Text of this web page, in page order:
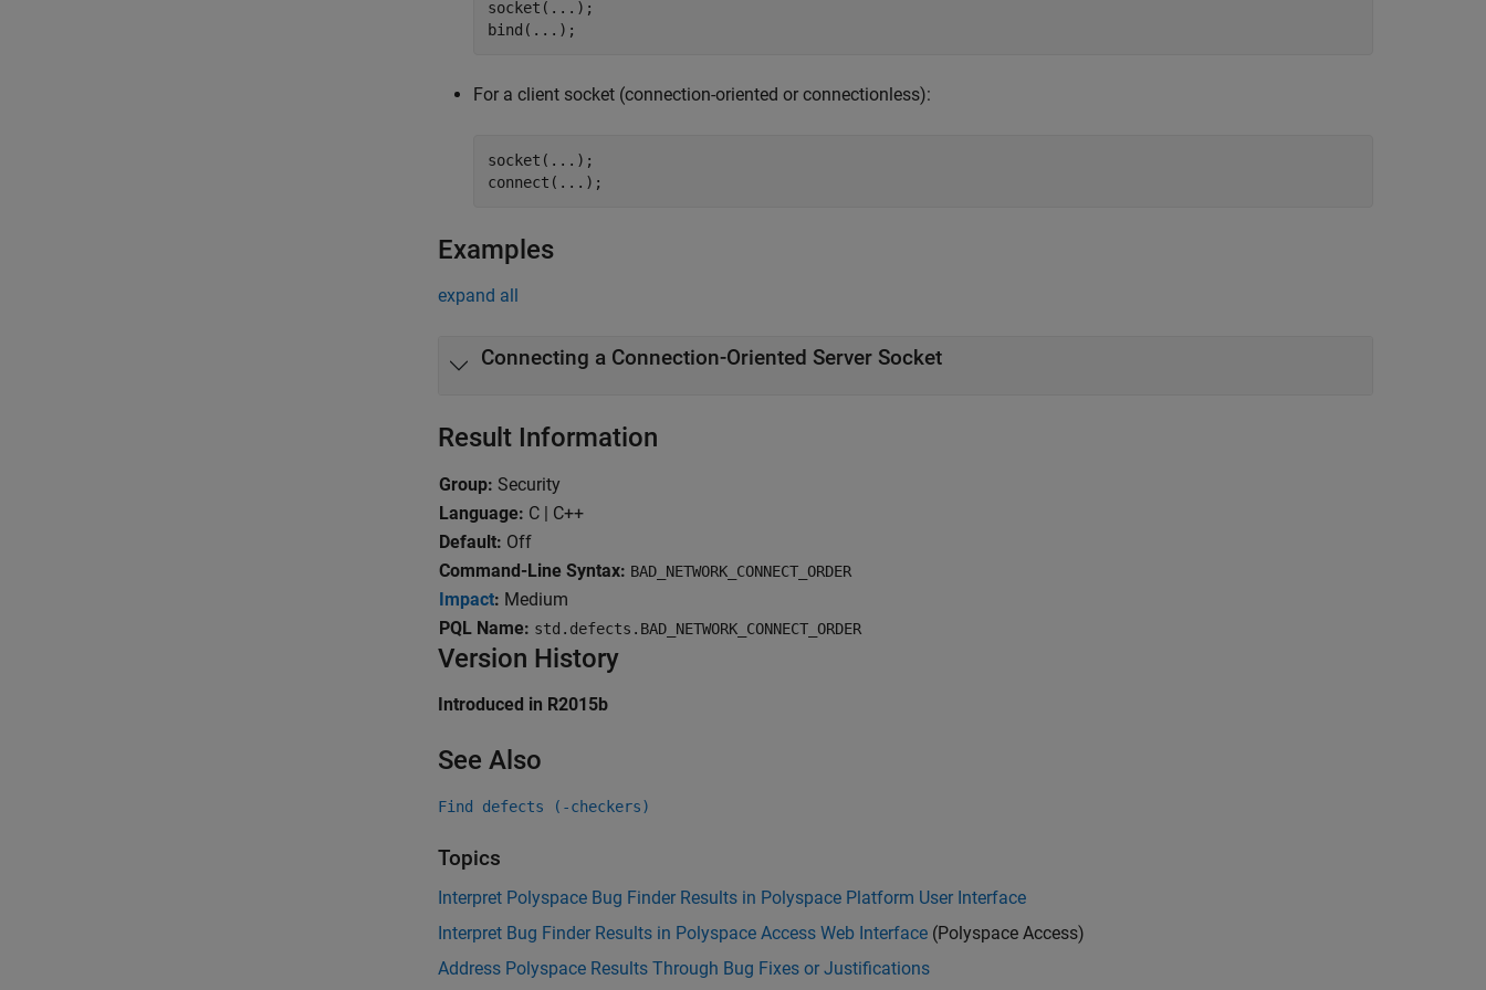
socket(...);
For a client socket (connection-oriented or connectionless):
socket(...);
connect(...);
Examples
expand all
Connecting a Connection-Oriented Server Socket
Result Information
Group: Security
Language: C | C++
Default: Off
Command-Line Syntax: BAD_NETWORK_CONNECT_ORDER
Impact: Medium
PQL Name: std.defects.BAD_NETWORK_CONNECT_ORDER
Version History
Introduced in R2015b
See Also
Find defects (-checkers)
Topics
Interpret Polyspace Bug Finder Results in Polyspace Platform User Interface
Interpret Bug Finder Results in Polyspace Access Web Interface (Polyspace Access)
Address Polyspace Results Through Bug Fixes or Justifications